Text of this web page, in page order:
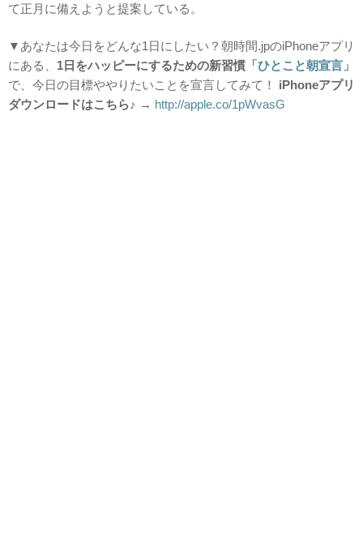
て正月に備えようと提案している。
▼あなたは今日をどんな1日にしたい？朝時間.jpのiPhoneアプリ
にある、 1日をハッピーにするための新習慣 「ひとこと朝宣言」
で、今日の目標ややりたいことを宣言してみて！
iPhoneアプリ
ダウンロードはこちら♪ → http://apple.co/1pWvasG